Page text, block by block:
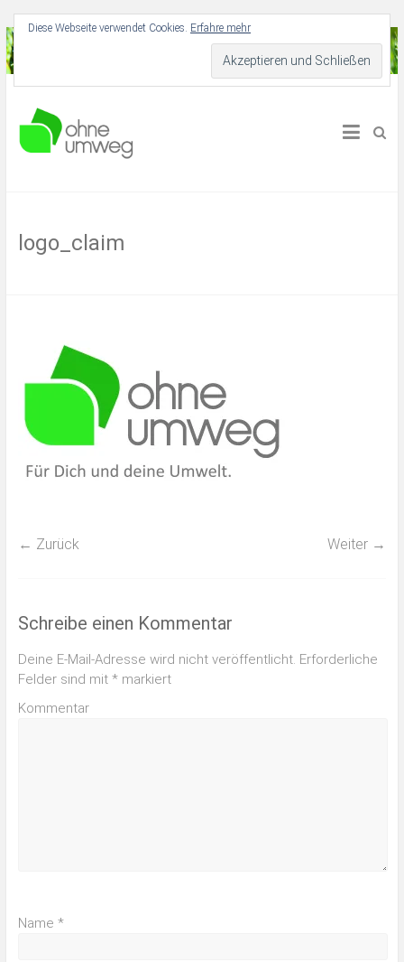
logo_claim
← Zurück Weiter →
Schreibe einen Kommentar
Deine E-Mail-Adresse wird nicht veröffentlicht. Erforderliche
Felder sind mit *markiert
Kommentar
Name *
Diese Webseite verwendet Cookies. Erfahre mehr